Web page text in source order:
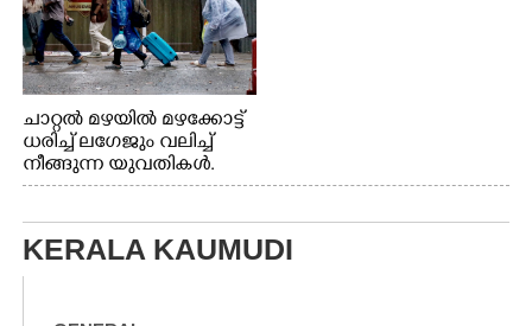
ചാറ്റൽ മഴയിൽ മഴക്കോട്ട്
ധരിച്ച് ലഗേജും വലിച്ച്
നീങ്ങുന്ന യുവതികൾ.
എറണാകുളം മേനകയിൽ
KERALA KAUMUDI